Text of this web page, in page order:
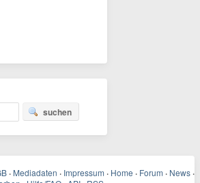
suchen
· Mediadaten · Impressum · Home · Forum · News ·